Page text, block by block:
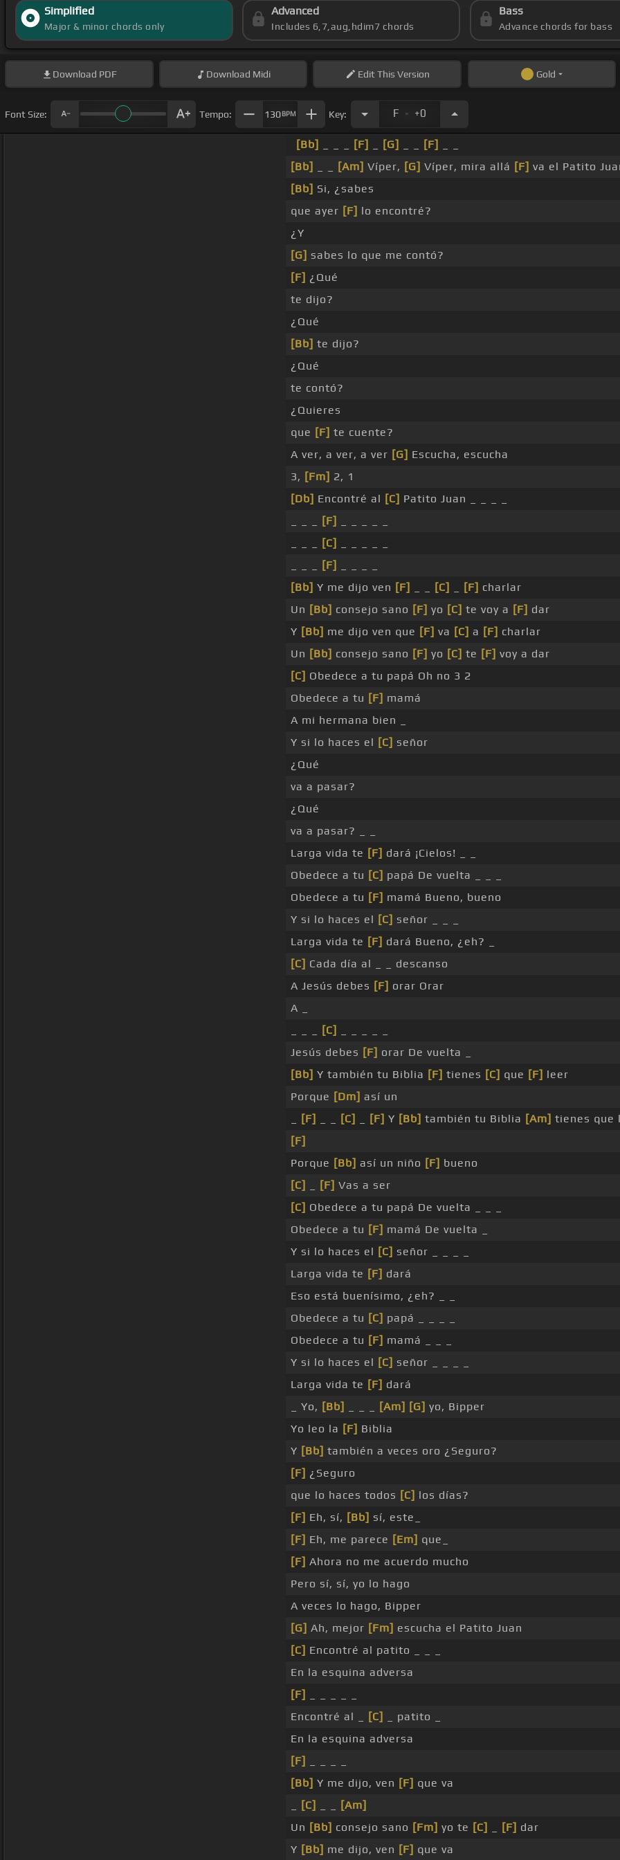
Simplified
Major & minor chords only
Advanced
Includes 6,7,aug,hdim7 chords
Bass
Advance chords for bass
Download PDF Download Midi EditThis Version Gold
Font Size: Tempo: 130BPM Key: F . +0
[Bb] [F] [G] [F]
[Bb]
[Am] Víper, [G] Víper, mira allá [F] va el Patito
[Bb] Si, ¿sabes
que ayer [F] lo encontré?
¿Y
[G] sabes lo que me contó?
[F] ¿Qué
te dijo?
¿Qué
[Bb] te dijo?
¿Qué
te contó?
¿Quieres
que [F] te cuente?
A ver, a ver, a ver [G] Escucha, escucha
3, [Fm] 2, 1
[Db] Encontré al [C] Patito Juan _ _ _ _
[F]
[C]
[F]
[Bb] Y me dijo ven [F] [C] [F] charlar
Un [Bb] consejo sano [F] yo [C] te voy a [F] dar
Y [Bb] me dijo ven que [F] va [C] a [F] charlar
Un [Bb] consejo sano [F] yo [C] te [F] voy a dar
[C] Obedece a tu papá Oh no 3 2
Obedece a tu [F] mamá
A mi hermana bien _
Y si lo haces el [C] señor
¿Qué
va a pasar?
¿Qué
va a pasar? _ _
Larga vida te [F] dará ¡Cielos! _ _
Obedece a tu [C] papá De vuelta _ _ _
Obedece a tu [F] mamá Bueno, bueno
Y si lo haces el [C] señor _ _ _
Larga vida te [F] dará Bueno, ¿eh? _
[C] Cada día al _ _ descanso
A Jesús debes [F] orar Orar
A _
[C]
Jesús debes [F] orar De vuelta _
[Bb] Y también tu Biblia [F] tienes [C] que [F] leer
Porque [Dm] así un
[F] [C] [F] Y [Bb] también tu Biblia [Am] tienes que
[F]
Porque [Bb] así un niño [F] bueno
[C]
[F] Vas a ser
[C] Obedece a tu papá De vuelta _ _ _
Obedece a tu [F] mamá De vuelta _
Y si lo haces el [C] señor _ _ _ _
Larga vida te [F] dará
Eso está buenísimo, ¿eh? _ _
Obedece a tu [C] papá _ _ _ _
Obedece a tu [F] mamá _ _ _
Y si lo haces el [C] señor _ _ _ _
Larga vida te [F] dará
_ Yo, [Bb] [Am] [G] yo, Bipper
Yo leo la [F] Biblia
Y [Bb] también a veces oro ¿Seguro?
[F] ¿Seguro
que lo haces todos [C] los días?
[F] Eh, sí, [Bb] sí, este_
[F] Eh, me parece [Em] que_
[F] Ahora no me acuerdo mucho
Pero sí, sí, yo lo hago
A veces lo hago, Bipper
[G] Ah, mejor [Fm] escucha el Patito Juan
[C] Encontré al patito _ _ _
En la esquina adversa
[F]
Encontré al _
[C]
_ patito _
En la esquina adversa
[F]
[Bb] Y me dijo, ven [F] que va
[C]
[Am]
Un [Bb] consejo sano [Fm] yo te [C] [F] dar
Y [Bb] me dijo, ven [F] que va